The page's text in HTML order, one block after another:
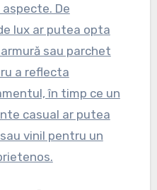
De
lux ar putea opta
sau parchet
a reflecta
în timp ce un
casual ar putea
vinil pentru un